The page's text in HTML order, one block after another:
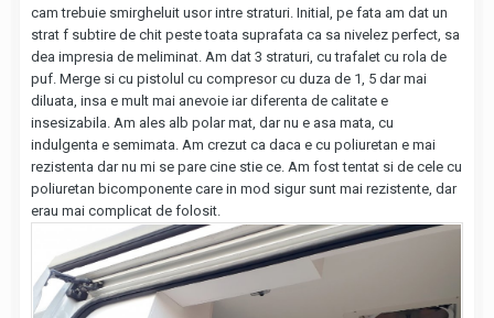
cam trebuie smirgheluit usor intre straturi. Initial, pe fata am dat un
strat f subtire de chit peste toata suprafata ca sa nivelez perfect, sa
dea impresia de meliminat. Am dat 3 straturi, cu trafalet cu rola de
puf. Merge si cu pistolul cu compresor cu duza de 1, 5 dar mai
diluata, insa e mult mai anevoie iar diferenta de calitate e
insesizabila. Am ales alb polar mat, dar nu e asa mata, cu
indulgenta e semimata. Am crezut ca daca e cu poliuretan e mai
rezistenta dar nu mi se pare cine stie ce. Am fost tentat si de cele cu
poliuretan bicomponente care in mod sigur sunt mai rezistente, dar
erau mai complicat de folosit.